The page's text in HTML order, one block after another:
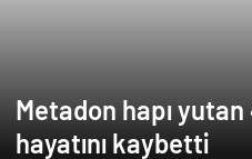
Metadon hapı
hayatını kaybetti